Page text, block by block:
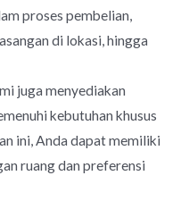
proses pembelian,
di lokasi, hingga
juga menyediakan
kebutuhan khusus
ini, Anda dapat memiliki
ruang dan preferensi